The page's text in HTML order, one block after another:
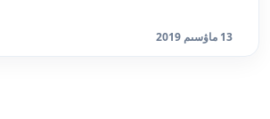
13 ماۋسىم 2019